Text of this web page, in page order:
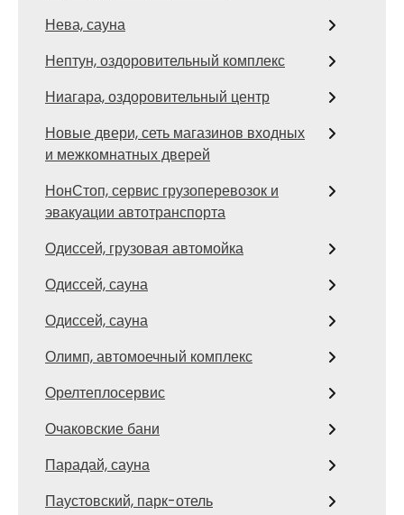
Нева, сауна
Нептун, оздоровительный комплекс
Ниагара, оздоровительный центр
Новые двери, сеть магазинов входных
и межкомнатных дверей
НонСтоп, сервис грузоперевозок и
эвакуации автотранспорта
Одиссей, грузовая автомойка
Одиссей, сауна
Одиссей, сауна
Олимп, автомоечный комплекс
Орелтеплосервис
Очаковские бани
Парадай, сауна
Паустовский, парк-отель